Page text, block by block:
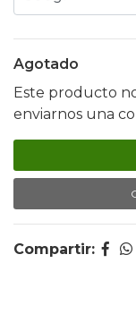
Agotado
Este producto
enviarnos una
Compartir: